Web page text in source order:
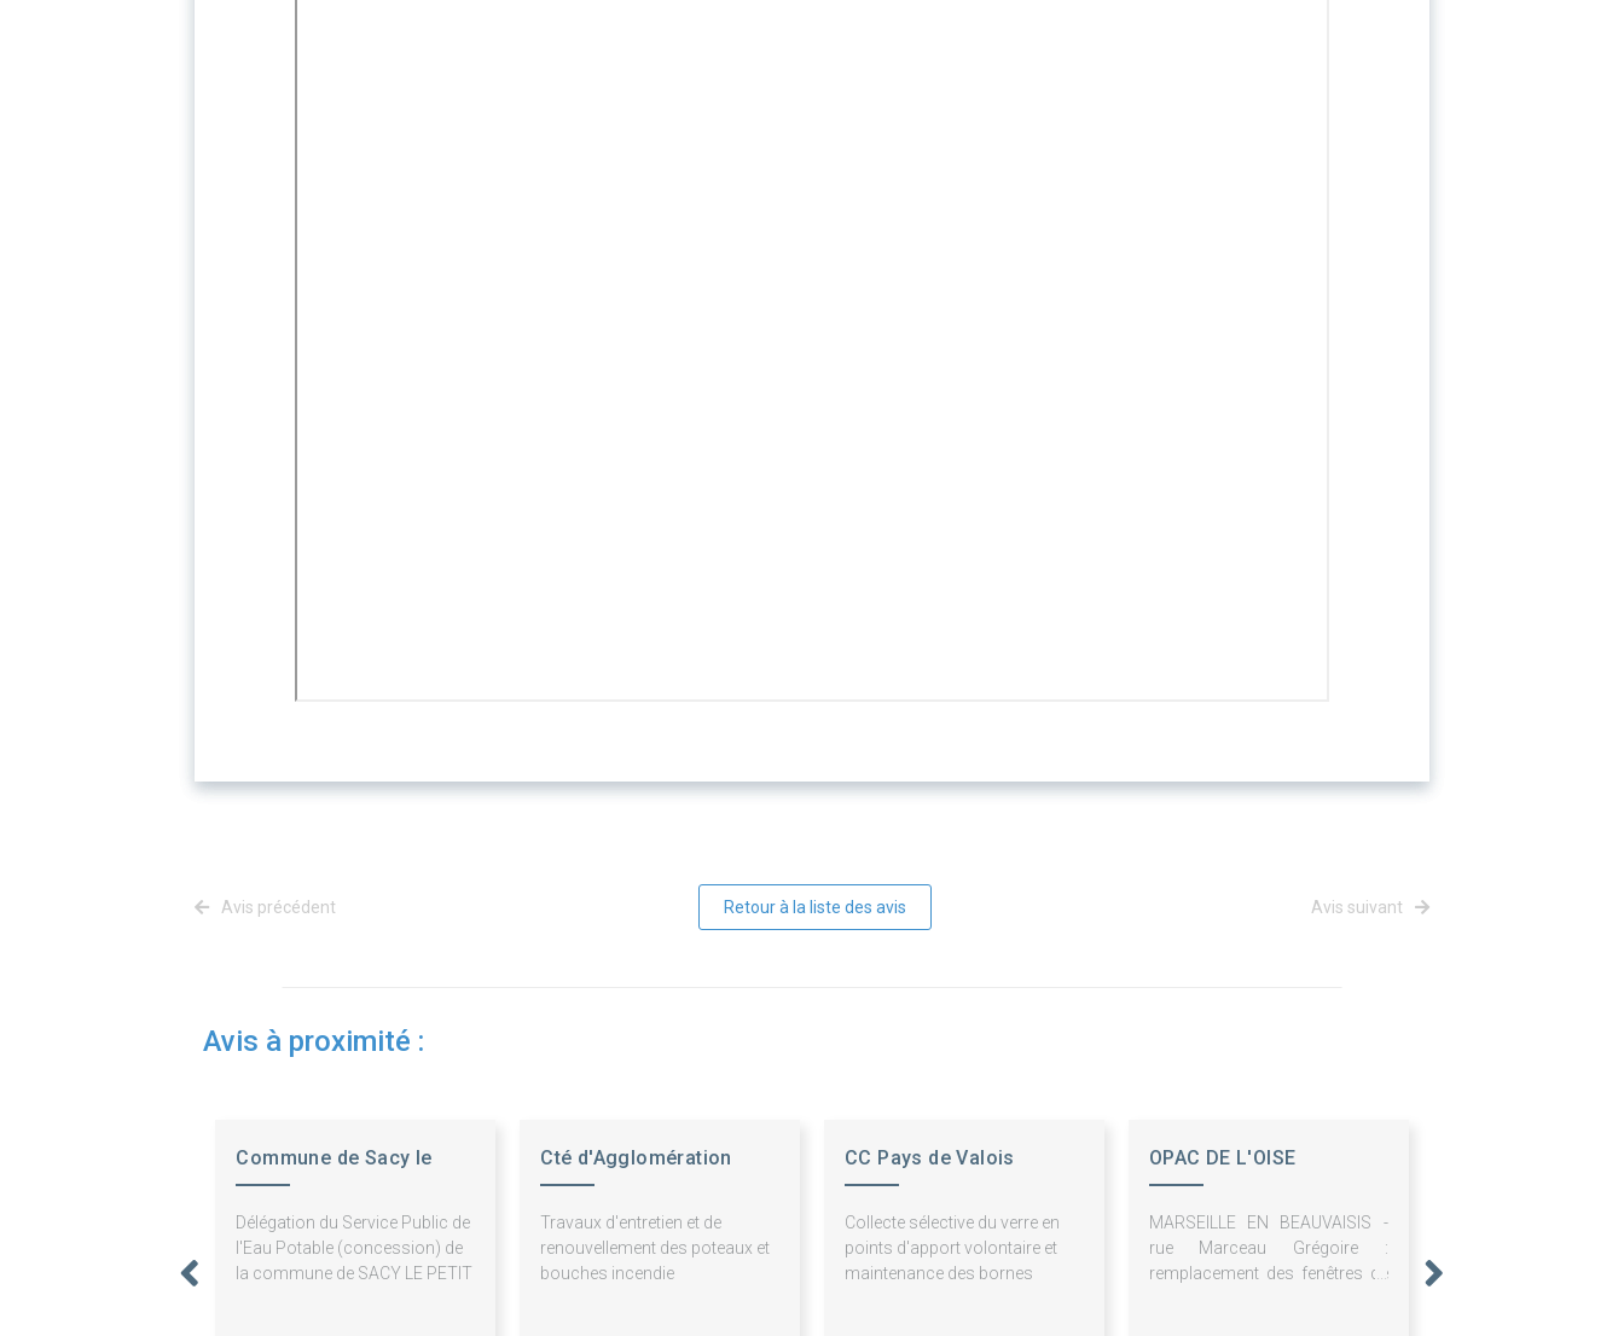
Avis précédent Retour à la liste des avis Avis suivant
Avis à proximité :
Commune de Sacy le
Délégation du Service Public de
l'Eau Potable (concession) de
la commune de SACY LE PETIT
Cté d'Agglomération
Travaux d'entretien et de
renouvellement des poteaux et
bouches incendie
CC Pays de Valois
Collecte sélective du verre en
points d'apport volontaire et
maintenance des bornes
OPAC DE L'OISE
MARSEILLE EN BEAUVAISIS -
rue Marceau Grégoire :
remplacement des fenêtres de